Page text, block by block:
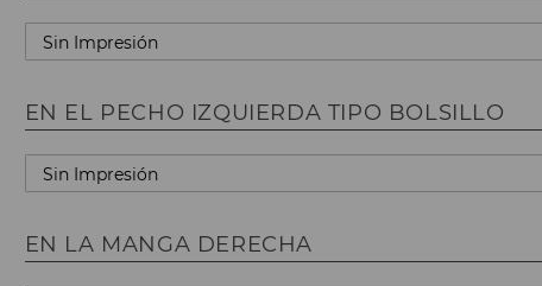
EN EL PECHO IZQUIERDA TIPO BOLSILLO
EN LA MANGA DERECHA